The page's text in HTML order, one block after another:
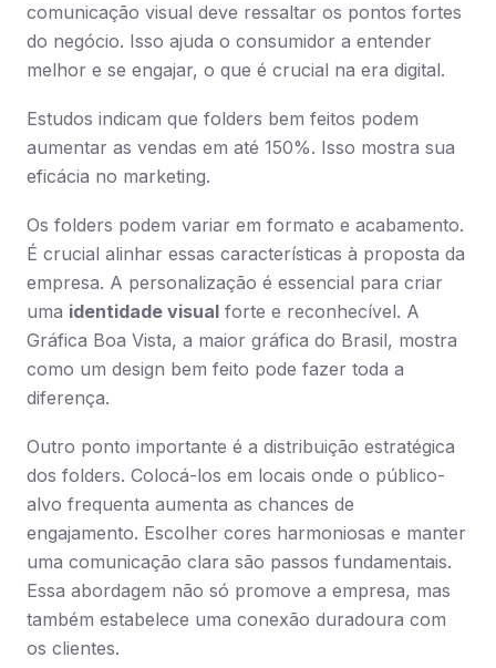
comunicação visual deve ressaltar os pontos fortes
do negócio. Isso ajuda o consumidor a entender
melhor e se engajar, o que é crucial na era digital.
Estudos indicam que folders bem feitos podem
aumentar as vendas em até 150%. Isso mostra sua
eficácia no marketing.
Os folders podem variar em formato e acabamento.
É crucial alinhar essas características à proposta da
empresa. A personalização é essencial para criar
uma identidade visual forte e reconhecível. A
Gráfica Boa Vista, a maior gráfica do Brasil, mostra
como um design bem feito pode fazer toda a
diferença.
Outro ponto importante é a distribuição estratégica
dos folders. Colocá-los em locais onde o público-
alvo frequenta aumenta as chances de
engajamento. Escolher cores harmoniosas e manter
uma comunicação clara são passos fundamentais.
Essa abordagem não só promove a empresa, mas
também estabelece uma conexão duradoura com
os clientes.